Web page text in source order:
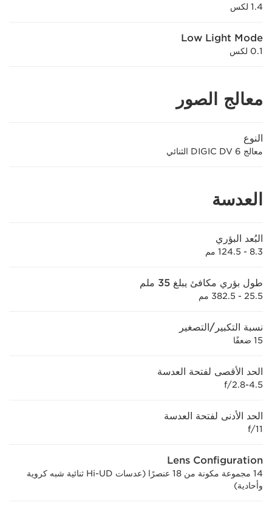
1.4 لكس
Low Light Mode
0.1 لكس
معالج الصور
النوع
معالج DIGIC DV 6 الثنائي
العدسة
البُعد البؤري
8.3 - 124.5 مم
طول بؤري مكافئ يبلغ 35 ملم
25.5 - 382.5 مم
نسبة التكبير/التصغير
15 ضعفًا
الحد الأقصى لفتحة العدسة
f/2.8-4.5
الحد الأدنى لفتحة العدسة
f/11
Lens Configuration
14 مجموعة مكونة من 18 عنصرًا (عدسات Hi-UD ثنائية شبه كروية
وأحادية)